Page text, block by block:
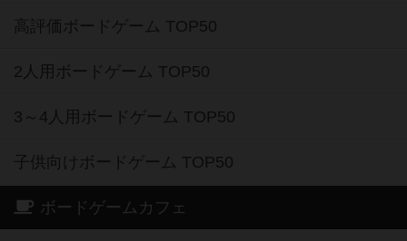
高評価ボードゲーム TOP50
2人用ボードゲーム TOP50
3～4人用ボードゲーム TOP50
子供向けボードゲーム TOP50
ボードゲームカフェ